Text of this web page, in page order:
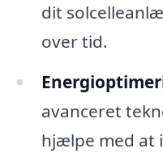
dit
over tid.
avanceret
hjælpe med at